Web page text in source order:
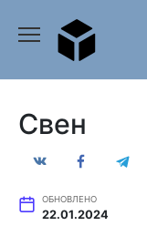
содержанию
Свен
ОБНОВЛЕНО
22.01.2024